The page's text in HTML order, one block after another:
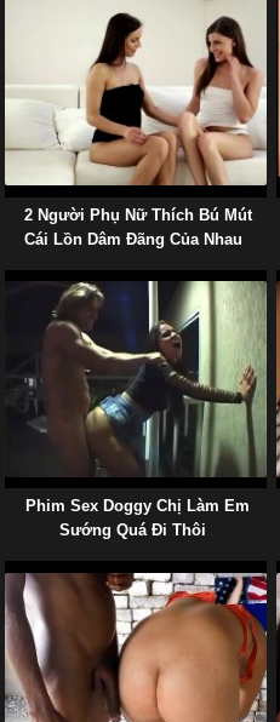
2 Người Phụ Nữ Thích Bú Mút
Cái Lồn Dâm Đãng Của Nhau
Phim Sex Doggy Chị Làm Em
Sướng Quá Đi Thôi